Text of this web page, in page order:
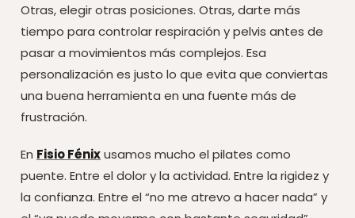
Otras, elegir otras posiciones. Otras, darte más
tiempo para controlar respiración y pelvis antes de
pasar a movimientos más complejos. Esa
personalización es justo lo que evita que conviertas
una buena herramienta en una fuente más de
frustración.
En Fisio Fénixusamos mucho el pilates como
puente. Entre el dolor y la actividad. Entre la rigidez y
la confianza. Entre el “no me atrevo a hacer nada” y